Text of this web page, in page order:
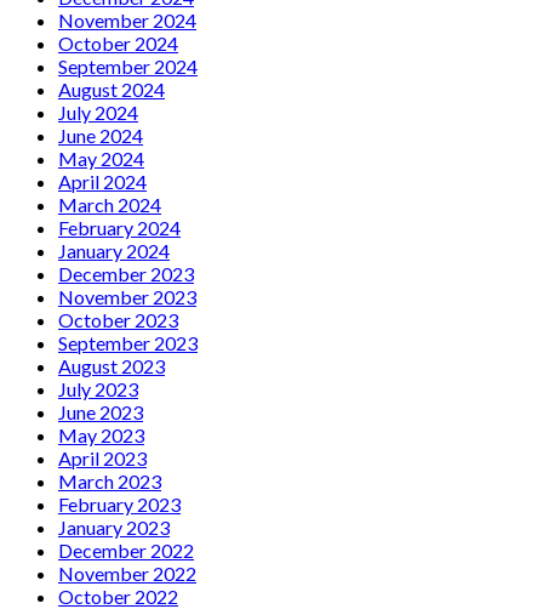
November 2024
October 2024
September 2024
August 2024
July 2024
June 2024
May 2024
April 2024
March 2024
February 2024
January 2024
December 2023
November 2023
October 2023
September 2023
August 2023
July 2023
June 2023
May 2023
April 2023
March 2023
February 2023
January 2023
December 2022
November 2022
October 2022